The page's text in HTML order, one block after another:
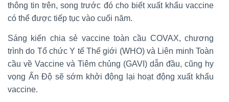
thông tin trên, song trước đó cho biết xuất khẩu vaccine
có thể được tiếp tục vào cuối năm.
Sáng kiến chia sẻ vaccine toàn cầu COVAX, chương
trình do Tổ chức Y tế Thế giới (WHO) và Liên minh Toàn
cầu về Vaccine và Tiêm chủng (GAVI) dẫn đầu, cũng hy
vọng Ấn Độ sẽ sớm khởi động lại hoạt động xuất khẩu
vaccine.